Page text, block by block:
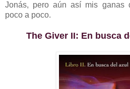
Jonás, pero aún así mis ganas
poco a poco.
The Giver II: En busca